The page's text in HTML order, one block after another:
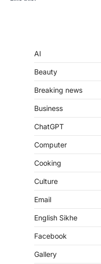
AI
Beauty
Breaking news
Business
ChatGPT
Computer
Cooking
Culture
Email
English Sikhe
Facebook
Gallery